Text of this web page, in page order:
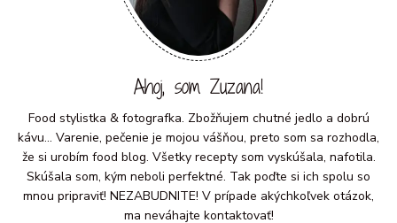
Ahoj, som Zuzana!
Food stylistka & fotografka. Zbožňujem chutné jedlo a dobrú
kávu... Varenie, pečenie je mojou vášňou, preto som sa rozhodla,
že si urobím food blog. Všetky recepty som vyskúšala, nafotila.
Skúšala som, kým neboli perfektné. Tak poďte si ich spolu so
mnou pripraviť! NEZABUDNITE! V prípade akýchkoľvek otázok,
ma neváhajte kontaktovať!